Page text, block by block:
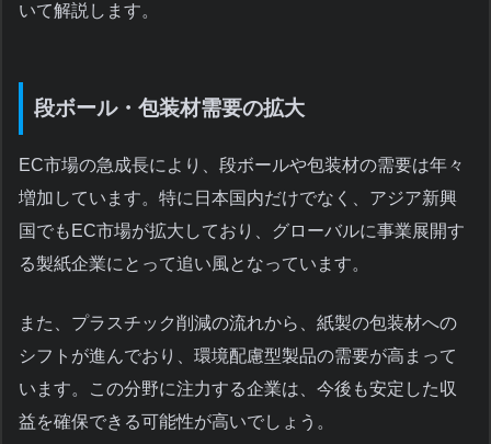
いて解説します。
段ボール・包装材需要の拡大
EC市場の急成長により、段ボールや包装材の需要は年々
増加しています。特に日本国内だけでなく、アジア新興
国でもEC市場が拡大しており、グローバルに事業展開す
る製紙企業にとって追い風となっています。
また、プラスチック削減の流れから、紙製の包装材への
シフトが進んでおり、環境配慮型製品の需要が高まって
います。この分野に注力する企業は、今後も安定した収
益を確保できる可能性が高いでしょう。